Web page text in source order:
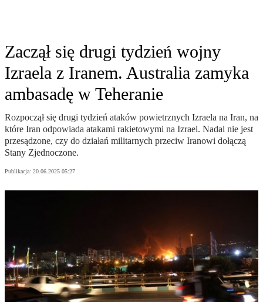
Zaczął się drugi tydzień wojny
Izraela z Iranem. Australia zamyka
ambasadę w Teheranie
Rozpoczął się drugi tydzień ataków powietrznych Izraela na Iran, na
które Iran odpowiada atakami rakietowymi na Izrael. Nadal nie jest
przesądzone, czy do działań militarnych przeciw Iranowi dołączą
Stany Zjednoczone.
Publikacja: 20.06.2025 05:27